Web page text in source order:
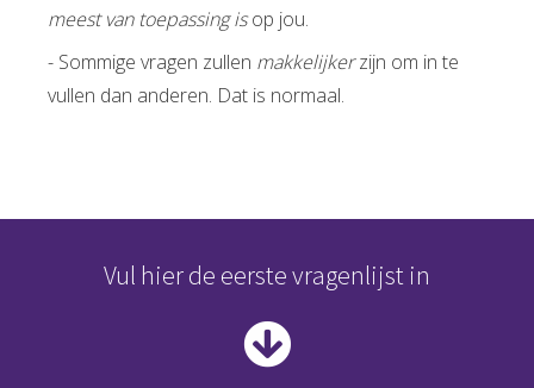
meest van toepassing isop jou.
- Sommige vragen zullen makkelijkerzijn om in te
vullen dan anderen. Dat is normaal.
Vul hier de eerste vragenlijst in